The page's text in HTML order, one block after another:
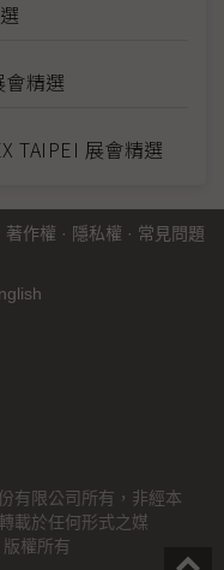
精選
TAIPEI 展會精選
著作權 · 隱私權 · 常見問題
有限公司所有，非經本
載於任何形式之媒
權所有